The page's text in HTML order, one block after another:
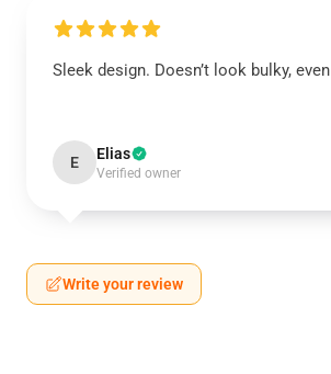
Sleek design. Doesn’t look bulky,
E Elias
Verified owner
Write your review